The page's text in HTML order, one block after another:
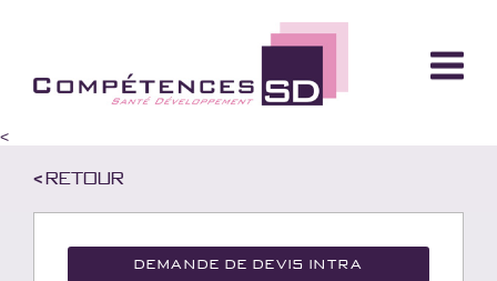
<
< Retour
Demande de devis Intra